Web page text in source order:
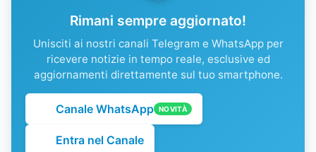
Rimani sempre aggiornato!
Unisciti ai nostri canali Telegram e WhatsApp per
ricevere notizie in tempo reale, esclusive ed
aggiornamenti direttamente sul tuo smartphone.
Canale WhatsApp NOVITÀ
Entra nel Canale